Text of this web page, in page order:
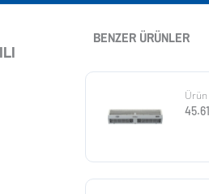
BENZER ÜRÜNLER